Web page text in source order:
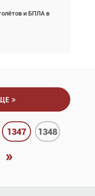
и БПЛА в
Подходите к
1347 1348
»